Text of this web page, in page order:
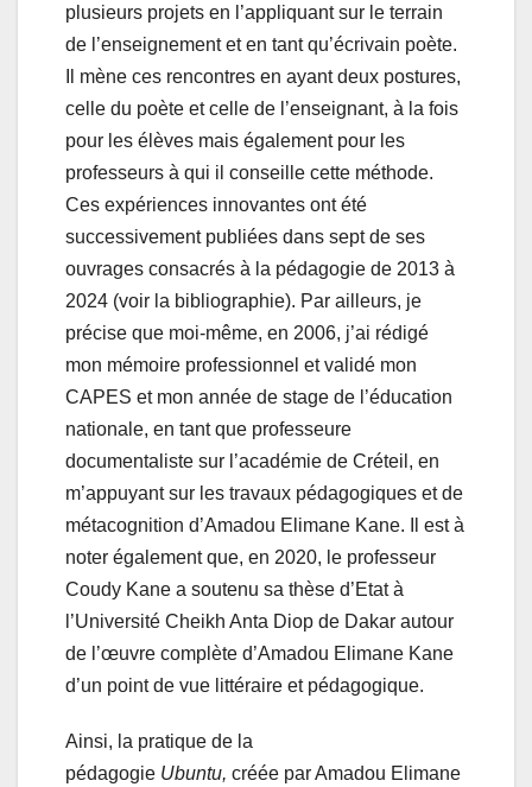
plusieurs projets en l’appliquant sur le terrain
de l’enseignement et en tant qu’écrivain poète.
Il mène ces rencontres en ayant deux postures,
celle du poète et celle de l’enseignant, à la fois
pour les élèves mais également pour les
professeurs à qui il conseille cette méthode.
Ces expériences innovantes ont été
successivement publiées dans sept de ses
ouvrages consacrés à la pédagogie de 2013 à
2024 (voir la bibliographie). Par ailleurs, je
précise que moi-même, en 2006, j’ai rédigé
mon mémoire professionnel et validé mon
CAPES et mon année de stage de l’éducation
nationale, en tant que professeure
documentaliste sur l’académie de Créteil, en
m’appuyant sur les travaux pédagogiques et de
métacognition d’Amadou Elimane Kane. Il est à
noter également que, en 2020, le professeur
Coudy Kane a soutenu sa thèse d’Etat à
l’Université Cheikh Anta Diop de Dakar autour
de l’œuvre complète d’Amadou Elimane Kane
d’un point de vue littéraire et pédagogique.
Ainsi, la pratique de la
pédagogie Ubuntu, créée par Amadou Elimane